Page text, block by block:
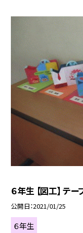
６年生 【図工】 テー
公開日 2021/01/25
６年生